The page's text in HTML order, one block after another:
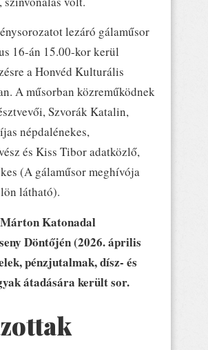
lezáró gálaműsor
16-án 15.00-kor kerül
a Honvéd Kulturális
A műsorban közreműködnek
Szvorák Katalin,
népdalénekes,
és Kiss Tibor adatközlő,
(A gálaműsor meghívója
látható).
Katonadal
Döntőjén (2026. április
pénzjutalmak, dísz- és
átadására került sor.